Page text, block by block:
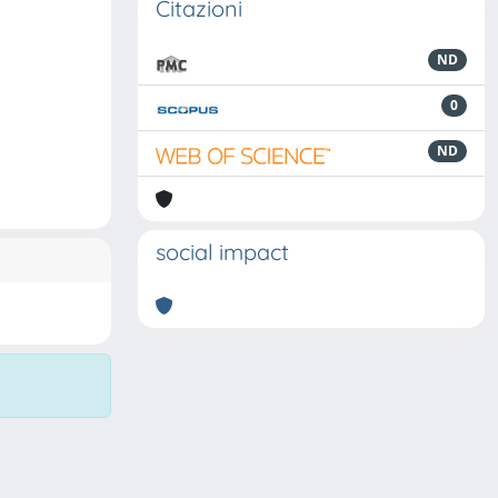
Citazioni
ND
0
ND
social impact